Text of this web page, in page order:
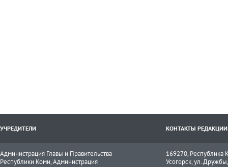
УЧРЕДИТЕЛИ КОНТАКТЫ РЕДАКЦИИ
Администрация Главы и Правительства
Республики Коми, Администрация
169270, Республика
Усогорск, ул.